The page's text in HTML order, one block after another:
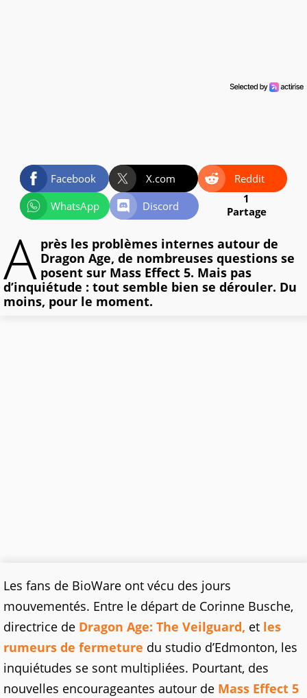
Facebook X.com
Reddit
WhatsApp
Discord
1
Partage
A près les problèmes internes autour de
Dragon Age, de nombreuses questions se
posent sur Mass Effect 5. Mais pas
d’inquiétude : tout semble bien se dérouler. Du
moins, pour le moment.
Les fans de BioWare ont vécu des jours
mouvementés. Entre le départ de Corinne Busche,
directrice de Dragon Age: The Veilguard, et les
rumeurs de fermeture du studio d’Edmonton, les
inquiétudes se sont multipliées. Pourtant, des
nouvelles encourageantes autour de Mass Effect 5